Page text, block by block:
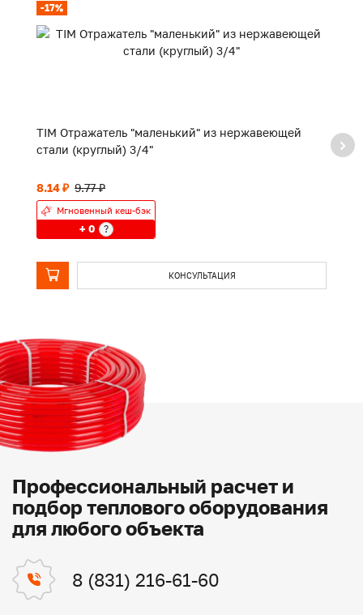
-17%
TIM Отражатель "маленький" из нержавеющей
стали (круглый) 3/4"
8.14 ₽ 9.77 ₽
Мгновенный кеш-бэк
+ 0 ?
КОНСУЛЬТАЦИЯ
Профессиональный расчет и
подбор теплового оборудования
для любого объекта
8 (831) 216-61-60